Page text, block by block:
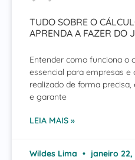
TUDO SOBRE O
APRENDA A FAZER DO
Entender como funciona o
essencial para empresas
realizado de forma
e garante
LEIA MAIS »
Wildes Lima janeiro 22,